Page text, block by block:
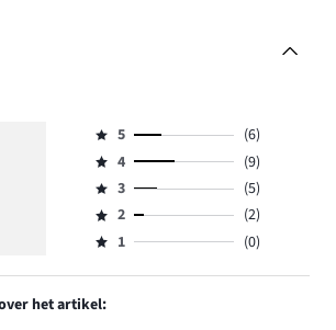
Beoordeling
5,
aantal
reviews
6.
5
(6)
Beoordeling
4,
aantal
reviews
4
(9)
Beoordeling
3,
aantal
3
(5)
Beoordeling
2,
2.
2
(2)
Beoordeling
1,
aantal
reviews
1 (0)
het artikel: